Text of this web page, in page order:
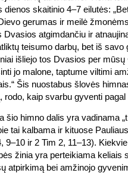
dienos skaitinio 4–7 eilutės:
gerumas ir meilė
Dvasios atgimdančiu ir
teisumo darbų, bet iš savo
išliejo tos Dvasios per
jo malone, taptume viltimi
Šis nuostabus šlovės
rodo, kaip svarbu gyventi
šio himno dalis yra vadinama
tai kalbama ir kituose
9–10 ir 2 Tim 2, 11–13).
žinia yra perteikiama keliais
atpirkimą bei amžinojo